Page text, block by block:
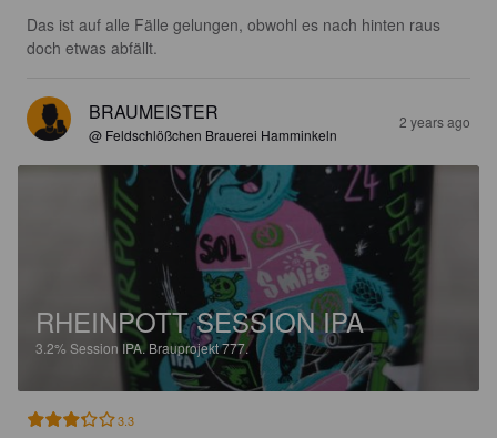
Das ist auf alle Fälle gelungen, obwohl es nach hinten raus
doch etwas abfällt.
BRAUMEISTER
@ Feldschlößchen Brauerei Hamminkeln
2 years ago
RHEINPOTT SESSION IPA
3.2% Session IPA.Brauprojekt 777.
3.3